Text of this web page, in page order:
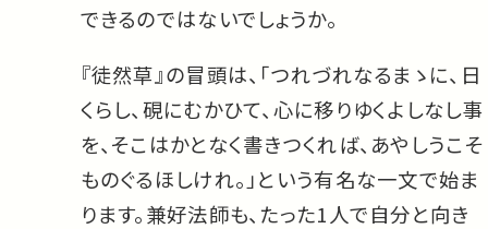
できるのではないでしょうか。
『徒然草』の冒頭は、「つれづれなるまゝに、日
くらし、硯にむかひて、心に移りゆくよしなし事
を、そこはかとなく書きつくれば、あやしうこそ
ものぐるほしけれ。」という有名な一文で始ま
ります。兼好法師も、たった1人で自分と向き